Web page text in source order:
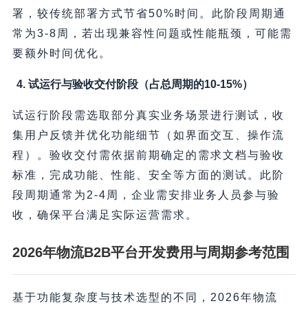
署，较传统部署方式节省50%时间。此阶段周期通
常为3-8周，若出现兼容性问题或性能瓶颈，可能需
要额外时间优化。
4. 试运行与验收交付阶段（占总周期的10-15%）
试运行阶段需选取部分真实业务场景进行测试，收
集用户反馈并优化功能细节（如界面交互、操作流
程）。验收交付需依据前期确定的需求文档与验收
标准，完成功能、性能、安全等方面的测试。此阶
段周期通常为2-4周，企业需安排业务人员参与验
收，确保平台满足实际运营需求。
2026年物流B2B平台开发费用与周期参考范围
基于功能复杂度与技术选型的不同，2026年物流